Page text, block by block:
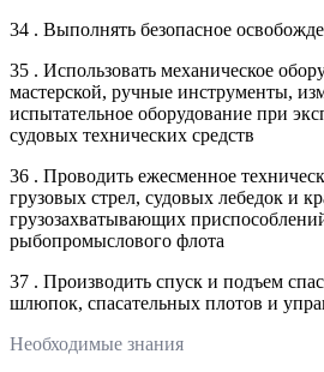
34 . Выполнять безопасное
35 . Использовать механическое
мастерской, ручные инструменты,
испытательное оборудование при
судовых технических средств
36 . Проводить ежесменное
грузовых стрел, судовых лебедок и
грузозахватывающих
рыбопромыслового флота
37 . Производить спуск и подъем
шлюпок, спасательных плотов и
Необходимые знания